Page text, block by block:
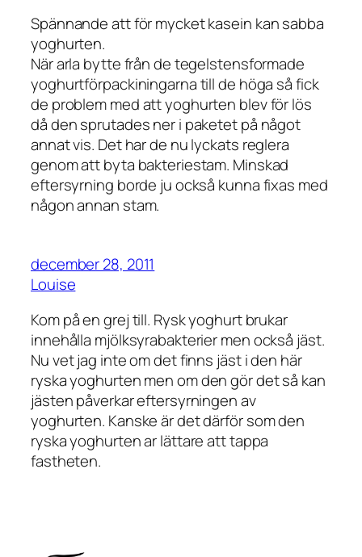
Spännande att för mycket kasein kan sabba
yoghurten.
När arla bytte från de tegelstensformade
yoghurtförpackiningarna till de höga så fick
de problem med att yoghurten blev för lös
då den sprutades ner i paketet på något
annat vis. Det har de nu lyckats reglera
genom att byta bakteriestam. Minskad
eftersyrning borde ju också kunna fixas med
någon annan stam.
december 28, 2011
Louise
Kom på en grej till. Rysk yoghurt brukar
innehålla mjölksyrabakterier men också jäst.
Nu vet jag inte om det finns jäst i den här
ryska yoghurten men om den gör det så kan
jästen påverkar eftersyrningen av
yoghurten. Kanske är det därför som den
ryska yoghurten ar lättare att tappa
fastheten.